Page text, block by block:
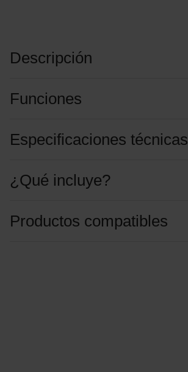
Descripción
Funciones
Especificaciones técnicas
¿Qué incluye?
Productos compatibles